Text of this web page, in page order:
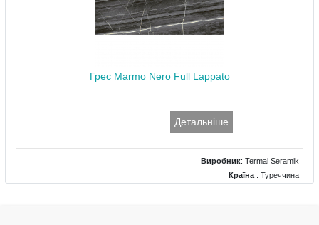
Грес Marmo Nero Full Lappato
Детальніше
Виробник: Termal Seramik
Країна : Туреччина